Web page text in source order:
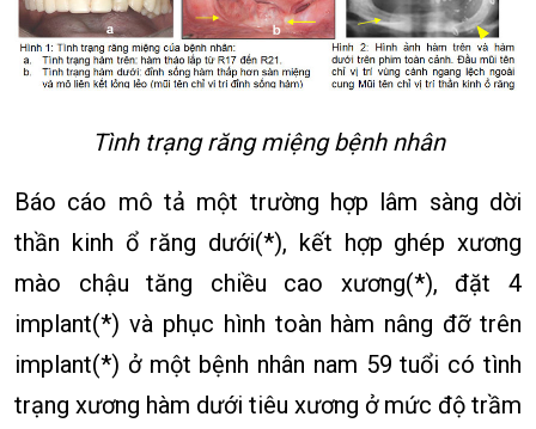
Tình trạng răng miệng bệnh nhân
Báo cáo mô tả một trường hợp lâm sàng dời
thần kinh ổ răng dưới(*), kết hợp ghép xương
mào chậu tăng chiều cao xương(*), đặt 4
implant(*) và phục hình toàn hàm nâng đỡ trên
implant(*) ở một bệnh nhân nam 59 tuổi có tình
trạng xương hàm dưới tiêu xương ở mức độ trầm